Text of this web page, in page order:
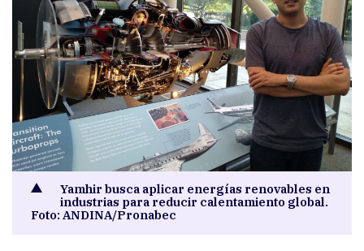
Yamhir busca aplicar energías renovables en
industrias para reducir calentamiento global.
Foto: ANDINA/Pronabec